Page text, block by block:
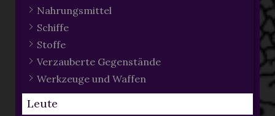
Nahrungsmittel
Schiffe
Stoffe
Verzauberte Gegenstände
Werkzeuge und Waffen
Leute